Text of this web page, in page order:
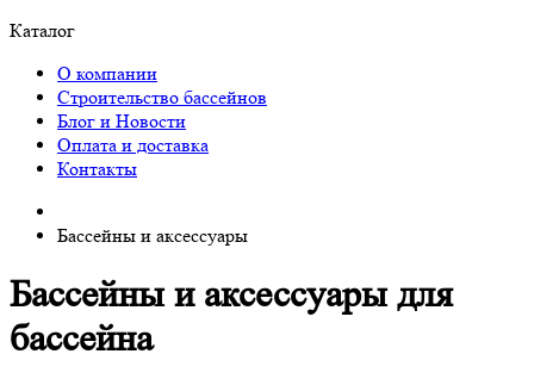
Каталог
О компании
Строительство бассейнов
Блог и Новости
Оплата и доставка
Контакты
Бассейны и аксессуары
Бассейны и аксессуары для
бассейна